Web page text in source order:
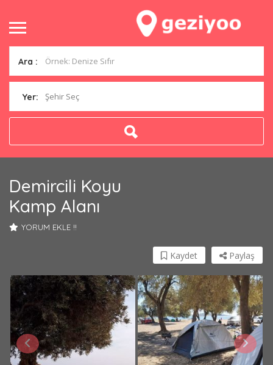
Ara :
Yer: Şehir Seç
Demircili Koyu
Kamp Alanı
YORUM EKLE !!
Paylaş
Kaydet